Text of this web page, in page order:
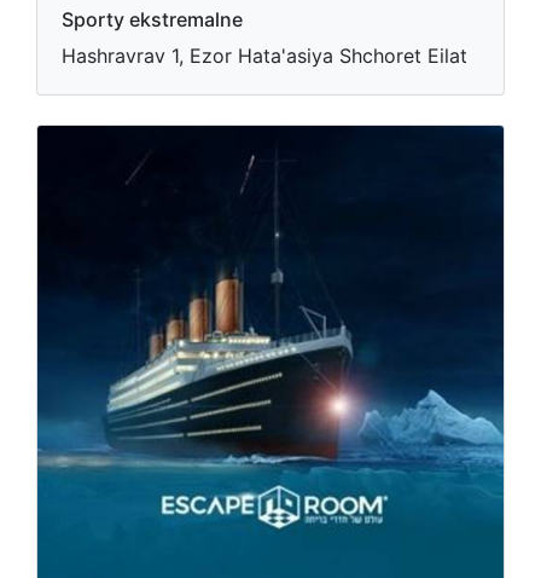
Sporty ekstremalne
Hashravrav 1, Ezor Hata'asiya Shchoret Eilat